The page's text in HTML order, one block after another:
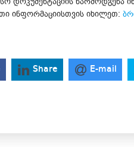
ინფორმაციისთვის იხილეთ:
Share E-mail